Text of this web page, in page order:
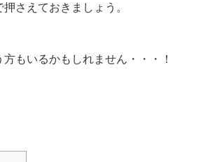
さえておきましょう。
もいるかもしれません・・・！